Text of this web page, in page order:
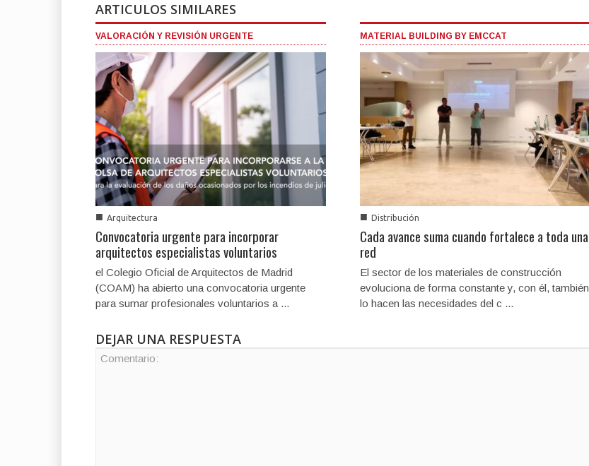
ARTICULOS SIMILARES
VALORACIÓN Y REVISIÓN URGENTE
■ Arquitectura
Convocatoria urgente para incorporar
arquitectos especialistas voluntarios
el Colegio Oficial de Arquitectos de Madrid
(COAM) ha abierto una convocatoria urgente
para sumar profesionales voluntarios a ...
MATERIAL BUILDING BY EMCCAT
■ Distribución
Cada avance suma cuando fortalece a toda una
red
El sector de los materiales de construcción
evoluciona de forma constante y, con él, también
lo hacen las necesidades del c ...
DEJAR UNA RESPUESTA